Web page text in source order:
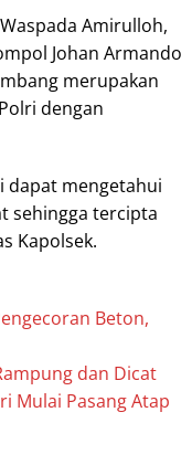
Amirulloh,
Johan Armando
merupakan
dengan
dapat mengetahui
sehingga tercipta
Kapolsek.
Beton,
dan Dicat
Mulai Pasang Atap